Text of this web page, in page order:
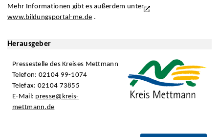
Mehr Informationen gibt es außerdem unter
www.bildungsportal-me.de .
Herausgeber
Pressestelle des Kreises Mettmann
Telefon: 02104 99-1074
Telefax: 02104 73855
E-Mail: presse@kreis-
mettmann.de